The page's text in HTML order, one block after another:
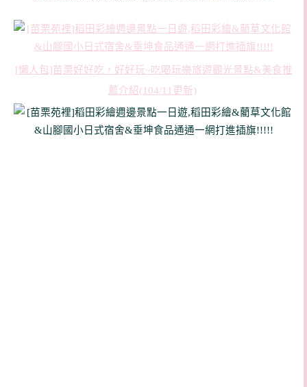
[懶人包]苗栗好好吃，好好玩~吃喝玩樂旅遊觀光景點&美食推
薦介紹(104/11更新)